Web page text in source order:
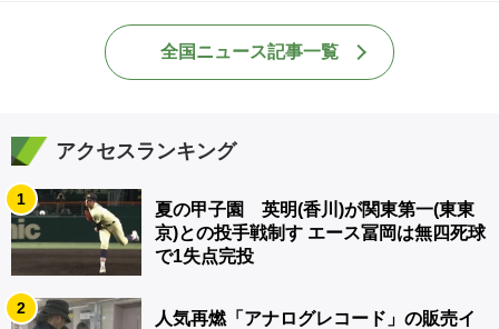
全国ニュース記事一覧
アクセスランキング
1
夏の甲子園 英明(香川)が関東第一(東東
京)との投手戦制す エース冨岡は無四死球
で1失点完投
2
人気再燃「アナログレコード」の販売イ